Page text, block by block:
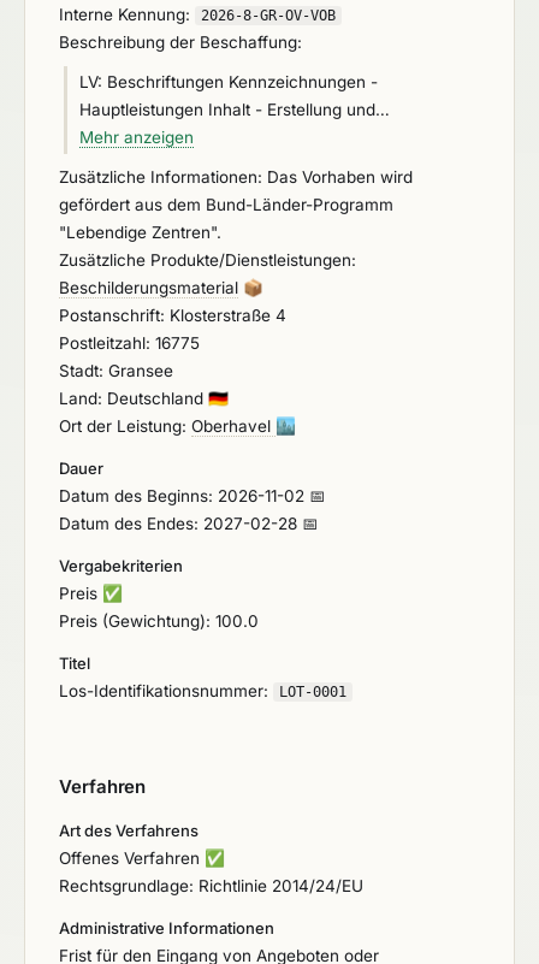
von 1995 bis 2016 als Verwaltungsgebäude der
Allgemeinen Ortskrankenkasse (AOK) genutzte
Gebäude, übernimmt dabei die für den Klausurflügel
werden. Ermöglicht wird auch eine barrierefreie
Erschließung des Obergeschosses des
Klausurflügels, ebenfalls verbunden mit der alten
Schule. Das neue Verbindungsbauwerk zwischen
der neuen Bibliothek und dem alten Klausurgebäude
zeichnet den Verlauf der einstigen Apsis nach. Als
Ersatzneubau für den abzubrechenden Gebäudeteil
aus den 1980er Jahren wird in gleicher Breite,
jedoch auf die Gebäudelänge des ehemaligen
Schulhauses angepasst, ein neuer Anbau in
konventioneller Bauweise aus Mauerwerk mit
Interne Kennung:
2026-8-GR-OV-VOB
Beschreibung der Beschaffung:
LV: Beschriftungen Kennzeichnungen -
Hauptleistungen Inhalt - Erstellung und
Applikationen diverser Beschriftungen,
Glaskennzeichnungen und
Vogelschutzmarkierungen auf Glas- und anderen
Flächen als Folien oder Schablonenbeschriftung
Hauptleistungen - Erstellung einer umfänglichen
Werkplanung und Abstimmung mit dem
Auftraggeber - Fertigung der zu applizierenden
Kennzeichnungen von Glasflächen mit geprüften
"Vogelschutzkennzeichnungen" ca. 115 m² -
Wandbeschriftungen mit Schablone 0,2x0,4 m bis
0,6x0,8 m ca. 7 Stck
Mehr anzeigen
Zusätzliche Informationen: Das Vorhaben wird
gefördert aus dem Bund-Länder-Programm
"Lebendige Zentren".
Zusätzliche Produkte/Dienstleistungen:
Beschilderungsmaterial 📦
Postanschrift: Klosterstraße 4
Postleitzahl: 16775
Stadt: Gransee
Land: Deutschland 🇩🇪
Ort der Leistung: Oberhavel 🏙️
Dauer
Datum des Beginns: 2026-11-02 📅
Datum des Endes: 2027-02-28 📅
Vergabekriterien
Preis ✅
Preis (Gewichtung): 100.0
Titel
Los-Identifikationsnummer:
LOT-0001
Verfahren
Art des Verfahrens
Offenes Verfahren ✅
Rechtsgrundlage: Richtlinie 2014/24/EU
Administrative Informationen
Frist für den Eingang von Angeboten oder